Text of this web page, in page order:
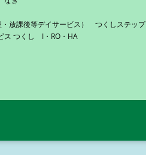
・放課後等デイサービス） つくしステップ
ス つくし I・RO・HA